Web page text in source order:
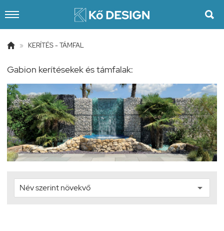

 » KERÍTÉS - TÁMFAL
Gabion kerítésekek és támfalak: